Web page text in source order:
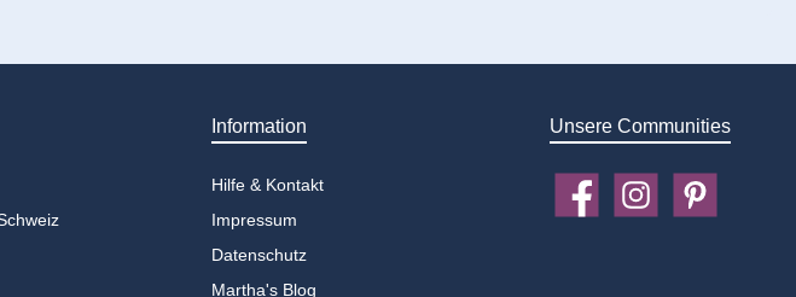
Information
Hilfe & Kontakt
Impressum
Datenschutz
Martha's Blog
Unsere Communities
FacebookInstagramPinterest